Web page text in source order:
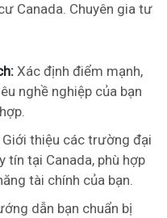
Canada. Chuyên gia tư
Xác định điểm mạnh,
nghề nghiệp của bạn
Giới thiệu các trường đại
tín tại Canada, phù hợp
tài chính của bạn.
dẫn bạn chuẩn bị